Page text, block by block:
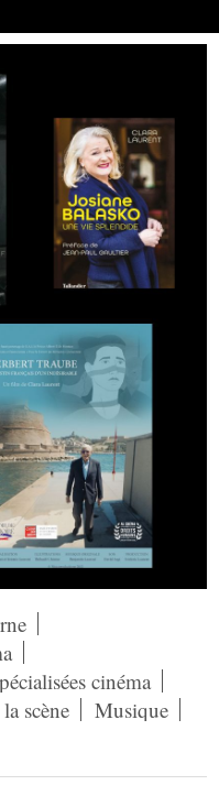
cinéma
scène
Musique